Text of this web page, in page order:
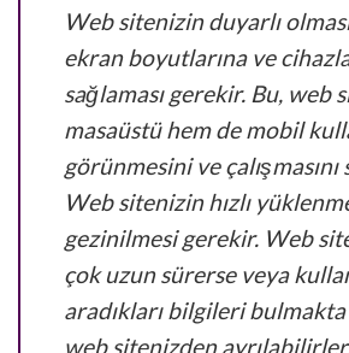
Web sitenizin duyarlı
ekran boyutlarına ve
sağlaması gerekir. Bu, web
masaüstü hem de mobil
görünmesini ve çalışmasını
Web sitenizin hızlı
gezinilmesi gerekir. Web
çok uzun sürerse veya
aradıkları bilgileri bulmakta
web sitenizden ayrılabilirler.